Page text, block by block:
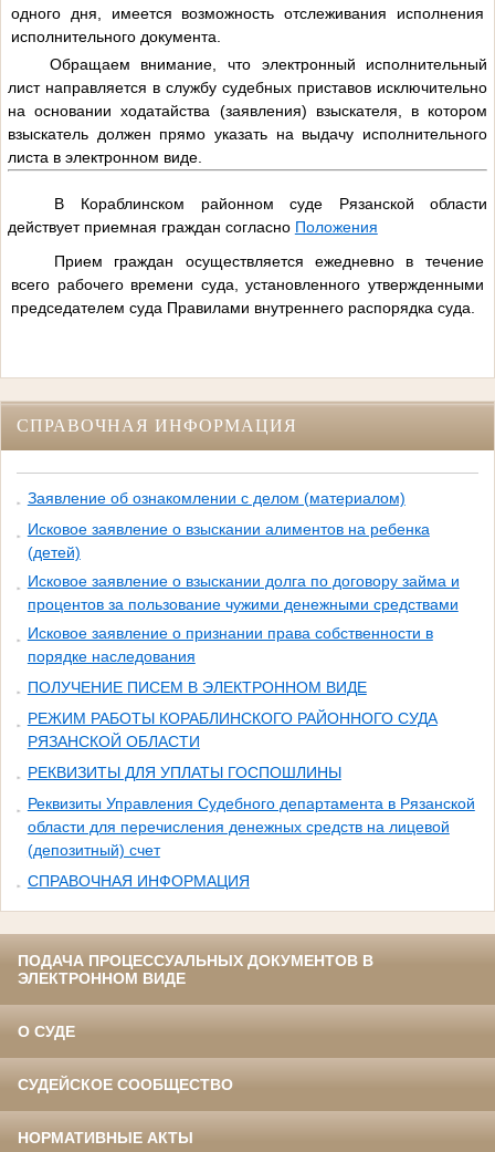
одного дня, имеется возможность отслеживания исполнения
исполнительного документа.
Обращаем внимание, что электронный исполнительный
лист направляется в службу судебных приставов исключительно
на основании ходатайства (заявления) взыскателя, в котором
взыскатель должен прямо указать на выдачу исполнительного
листа в электронном виде.
В Кораблинском районном суде Рязанской области
действует приемная граждан согласно Положения
Прием граждан осуществляется ежедневно в течение
всего рабочего времени суда, установленного утвержденными
председателем суда Правилами внутреннего распорядка суда.
СПРАВОЧНАЯ ИНФОРМАЦИЯ
Заявление об ознакомлении с делом (материалом)
Исковое заявление о взыскании алиментов на ребенка
(детей)
Исковое заявление о взыскании долга по договору займа и
процентов за пользование чужими денежными средствами
Исковое заявление о признании права собственности в
порядке наследования
ПОЛУЧЕНИЕ ПИСЕМ В ЭЛЕКТРОННОМ ВИДЕ
РЕЖИМ РАБОТЫ КОРАБЛИНСКОГО РАЙОННОГО СУДА
РЯЗАНСКОЙ ОБЛАСТИ
РЕКВИЗИТЫ ДЛЯ УПЛАТЫ ГОСПОШЛИНЫ
Реквизиты Управления Судебного департамента в Рязанской
области для перечисления денежных средств на лицевой
(депозитный) счет
СПРАВОЧНАЯ ИНФОРМАЦИЯ
ПОДАЧА ПРОЦЕССУАЛЬНЫХ ДОКУМЕНТОВ В
ЭЛЕКТРОННОМ ВИДЕ
О СУДЕ
СУДЕЙСКОЕ СООБЩЕСТВО
НОРМАТИВНЫЕ АКТЫ